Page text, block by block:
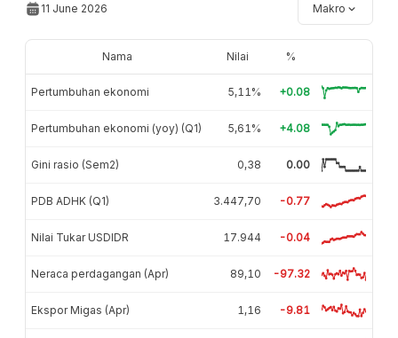
11 June 2026 Makro
Nama Nilai %
Pertumbuhan ekonomi 5,11% +0.08
Pertumbuhan ekonomi (yoy) (Q1) 5,61% +4.08
Gini rasio (Sem2) 0,38 0.00
PDB ADHK (Q1) 3.447,70 -0.77
Nilai Tukar USDIDR 17.944 -0.04
Neraca perdagangan (Apr) 89,10 -97.32
Ekspor Migas (Apr) 1,16 -9.81